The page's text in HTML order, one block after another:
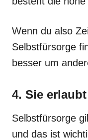
Wenn du also
Selbstfürsorge
besser um
4. Sie
Selbstfürsorge
und das ist